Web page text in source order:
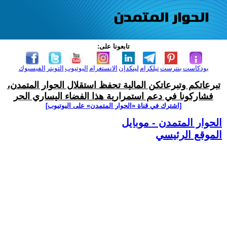
تابعونا على:
الفيسبوك التويتر اليوتيوب الانستغرام لينكدإن تيلكرامبنترست بودكاست
تبرعاتكم وتبرعاتكن المالية تحفظ استقلال الحوار المتمدن،
فشاركونا في دعم استمرارية هذا الفضاء اليساري الحر
[اشترك في قناة ‫«الحوار المتمدن» على اليوتيوب]
الحوار المتمدن - موبايل
الموقع الرئيسي